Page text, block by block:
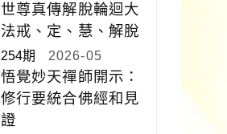
世尊真傳解脫輪迴大
法戒、定、慧、解脫
254期 2026-05
悟覺妙天禪師開示：
修行要統合佛經和見
證